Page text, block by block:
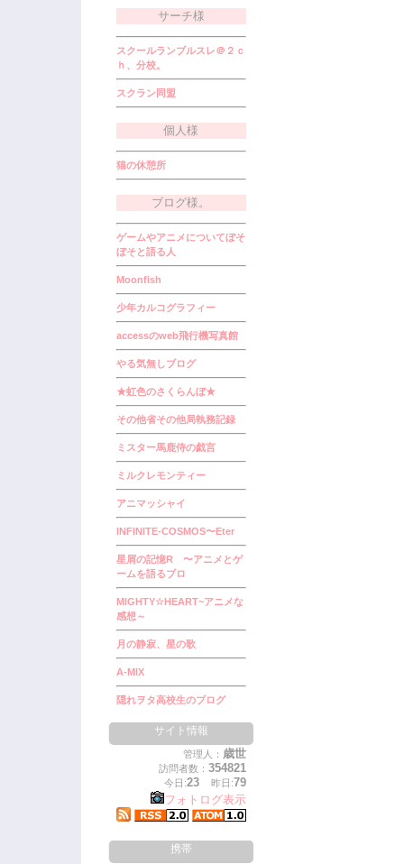
サーチ様
スクールランブルスレ＠２ｃ
ｈ、分校。
スクラン同盟
個人様
猫の休憩所
ブログ様。
ゲームやアニメについてぼそ
ぼそと語る人
Moonfish
少年カルコグラフィー
accessのweb飛行機写真館
やる気無しブログ
★虹色のさくらんぼ★
その他省その他局執務記録
ミスター馬鹿侍の戯言
ミルクレモンティー
アニマッシャイ
INFINITE-COSMOS〜Eter
星屑の記憶R 〜アニメとゲ
ームを語るブロ
MIGHTY☆HEART~アニメな
感想～
月の静寂、星の歌
A-MIX
隠れヲタ高校生のブログ
サイト情報
管理人： 歳世
訪問者数： 354821
今日:23 昨日:79
フォトログ表示
携帯